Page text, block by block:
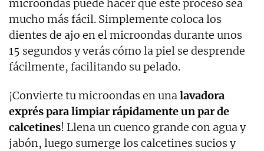
microondas puede hacer que este proceso sea
mucho más fácil. Simplemente coloca los
dientes de ajo en el microondas durante unos
15 segundos y verás cómo la piel se desprende
fácilmente, facilitando su pelado.
¡Convierte tu microondas en unalavadora
exprés para limpiar rápidamente un par de
calcetines! Llena un cuenco grande con agua y
jabón, luego sumerge los calcetines sucios y